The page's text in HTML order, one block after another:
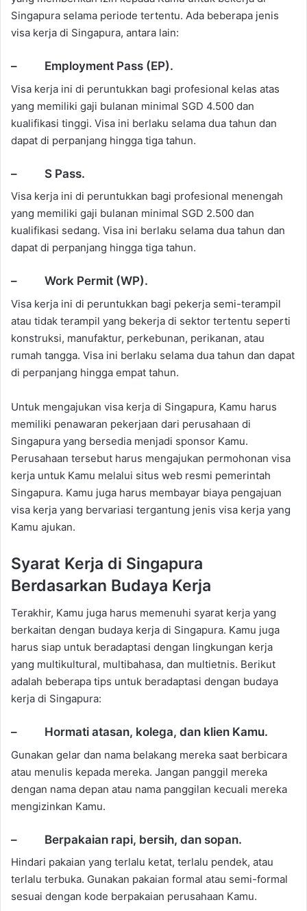
Singapura selama periode tertentu. Ada beberapa jenis
visa kerja di Singapura, antara lain:
– Employment Pass (EP).
Visa kerja ini di peruntukkan bagi profesional kelas atas
yang memiliki gaji bulanan minimal SGD 4.500 dan
kualifikasi tinggi. Visa ini berlaku selama dua tahun dan
dapat di perpanjang hingga tiga tahun.
– S Pass.
Visa kerja ini di peruntukkan bagi profesional menengah
yang memiliki gaji bulanan minimal SGD 2.500 dan
kualifikasi sedang. Visa ini berlaku selama dua tahun dan
dapat di perpanjang hingga tiga tahun.
– Work Permit (WP).
Visa kerja ini di peruntukkan bagi pekerja semi-terampil
atau tidak terampil yang bekerja di sektor tertentu seperti
konstruksi, manufaktur, perkebunan, perikanan, atau
rumah tangga. Visa ini berlaku selama dua tahun dan dapat
di perpanjang hingga empat tahun.
Untuk mengajukan visa kerja di Singapura, Kamu harus
memiliki penawaran pekerjaan dari perusahaan di
Singapura yang bersedia menjadi sponsor Kamu.
Perusahaan tersebut harus mengajukan permohonan visa
kerja untuk Kamu melalui situs web resmi pemerintah
Singapura. Kamu juga harus membayar biaya pengajuan
visa kerja yang bervariasi tergantung jenis visa kerja yang
Kamu ajukan.
Syarat Kerja di Singapura
Berdasarkan Budaya Kerja
Terakhir, Kamu juga harus memenuhi syarat kerja yang
berkaitan dengan budaya kerja di Singapura. Kamu juga
harus siap untuk beradaptasi dengan lingkungan kerja
yang multikultural, multibahasa, dan multietnis. Berikut
adalah beberapa tips untuk beradaptasi dengan budaya
kerja di Singapura:
– Hormati atasan, kolega, dan klien Kamu.
Gunakan gelar dan nama belakang mereka saat berbicara
atau menulis kepada mereka. Jangan panggil mereka
dengan nama depan atau nama panggilan kecuali mereka
mengizinkan Kamu.
– Berpakaian rapi, bersih, dan sopan.
Hindari pakaian yang terlalu ketat, terlalu pendek, atau
terlalu terbuka. Gunakan pakaian formal atau semi-formal
sesuai dengan kode berpakaian perusahaan Kamu.